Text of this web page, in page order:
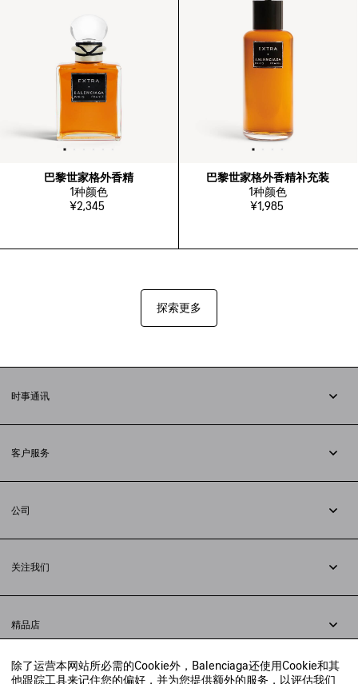
除了运营本网站所必需的Cookie外，Balenciaga还使用Cookie和其
他跟踪工具来记住您的偏好，并为您提供额外的服务，以评估我们
巴黎世家格外香精
1种颜色
¥2,345
巴黎世家格外香精补充装
1种颜色
¥1,985
探索更多
时事通讯
客户服务
配送方式
支付
常见问题解答
公司
法律问题
联合国世界粮食计划署
举报平台
关注我们
小红书
精品店
寻找附近的精品店
实时聊天客服